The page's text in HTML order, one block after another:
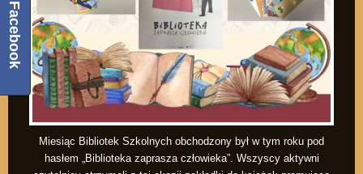
Miesiąc Bibliotek Szkolnych obchodzony był w tym roku pod
hasłem „Biblioteka zaprasza człowieka”. Wszyscy aktywni
Facebook